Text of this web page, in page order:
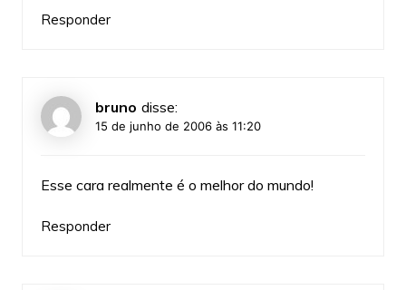
Responder
bruno disse:
15 de junho de 2006 às 11:20
Esse cara realmente é o melhor do mundo!
Responder